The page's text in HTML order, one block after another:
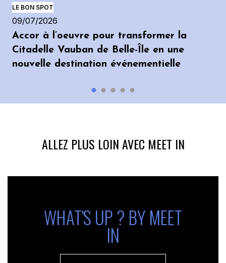
LE BON SPOT
09/07/2026
Accor à l’oeuvre pour transformer la
Citadelle Vauban de Belle-Île en une
nouvelle destination événementielle
ALLEZ PLUS LOIN AVEC MEET IN
WHAT'S UP ? BY MEET
IN